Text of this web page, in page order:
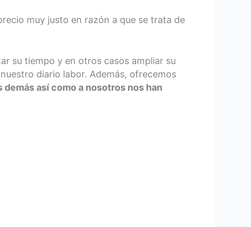
muy justo en razón a que se trata de
su tiempo y en otros casos ampliar su
diario labor. Además, ofrecemos
así como a nosotros nos han